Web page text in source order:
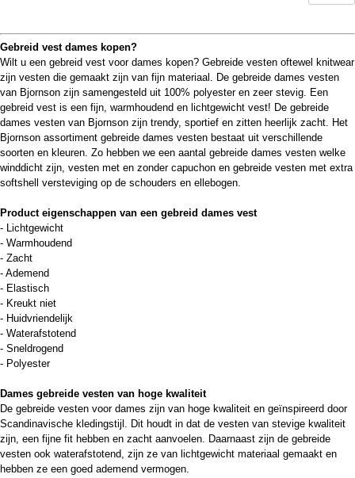
Gebreid vest dames kopen?
Wilt u een gebreid vest voor dames kopen? Gebreide vesten oftewel knitwear
zijn vesten die gemaakt zijn van fijn materiaal. De gebreide dames vesten
van Bjornson zijn samengesteld uit 100% polyester en zeer stevig. Een
gebreid vest is een fijn, warmhoudend en lichtgewicht vest! De gebreide
dames vesten van Bjornson zijn trendy, sportief en zitten heerlijk zacht. Het
Bjornson assortiment gebreide dames vesten bestaat uit verschillende
soorten en kleuren. Zo hebben we een aantal gebreide dames vesten welke
winddicht zijn, vesten met en zonder capuchon en gebreide vesten met extra
softshell versteviging op de schouders en ellebogen.
Product eigenschappen van een gebreid dames vest
- Lichtgewicht
- Warmhoudend
- Zacht
- Ademend
- Elastisch
- Kreukt niet
- Huidvriendelijk
- Waterafstotend
- Sneldrogend
- Polyester
Dames gebreide vesten van hoge kwaliteit
De gebreide vesten voor dames zijn van hoge kwaliteit en geïnspireerd door
Scandinavische kledingstijl. Dit houdt in dat de vesten van stevige kwaliteit
zijn, een fijne fit hebben en zacht aanvoelen. Daarnaast zijn de gebreide
vesten ook waterafstotend, zijn ze van lichtgewicht materiaal gemaakt en
hebben ze een goed ademend vermogen.